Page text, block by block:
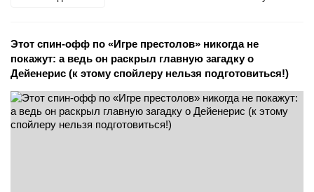
Этот спин-офф по «Игре престолов» никогда не
покажут: а ведь он раскрыл главную загадку о
Дейенерис (к этому спойлеру нельзя подготовиться!)